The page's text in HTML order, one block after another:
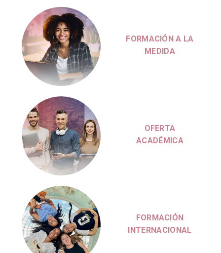
MEDIDA
ACADÉMICA
INTERNACIONAL